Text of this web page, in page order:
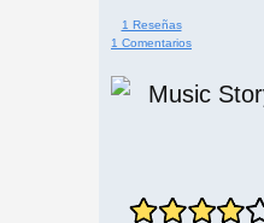
1 Reseñas
1 Comentarios